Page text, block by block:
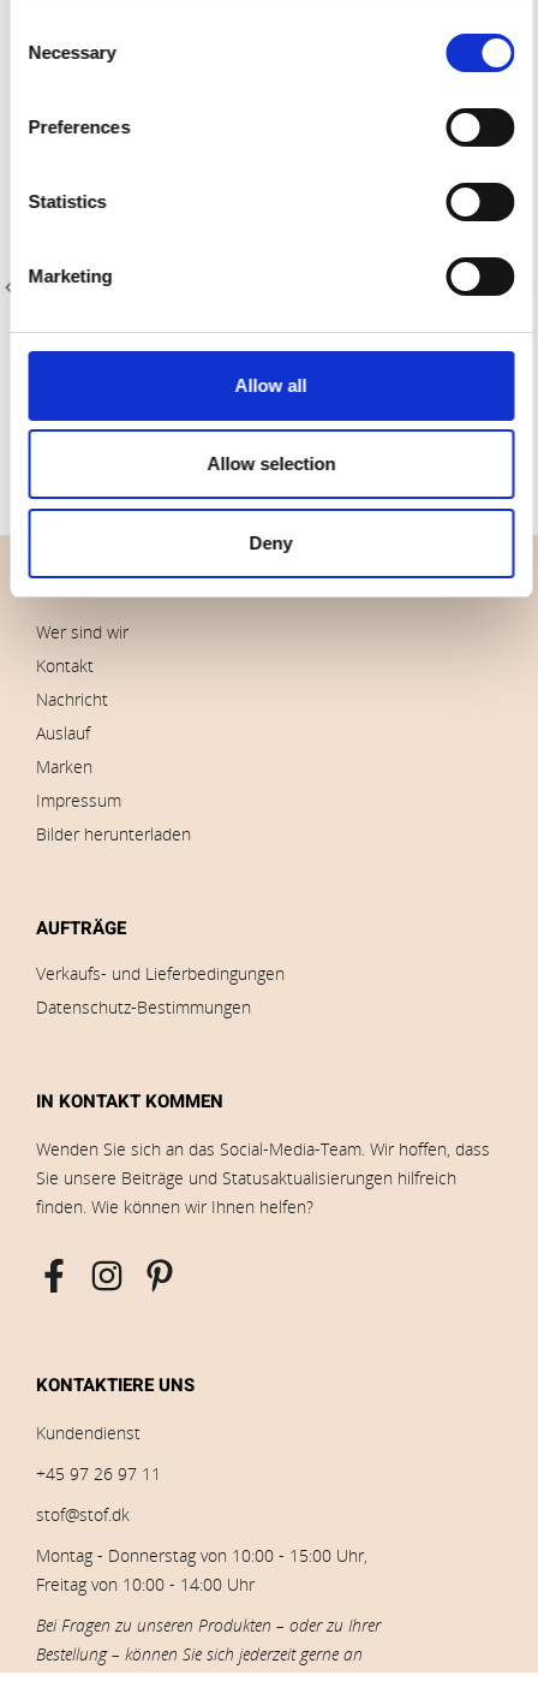
Selection
Necessary
Preferences
Statistics
Marketing
Allow all
Allow selection
Deny
Artikelnummer.: 8204-055
Designer Essentials Solids
Artikelnummer.: 8204-066
Designer Essentials Solids
ÜBERBLICK
Wer sind wir
Kontakt
Nachricht
Auslauf
Marken
Impressum
Bilder herunterladen
AUFTRÄGE
Verkaufs- und Lieferbedingungen
Datenschutz-Bestimmungen
IN KONTAKT KOMMEN
Wenden Sie sich an das Social-Media-Team. Wir hoffen, dass
Sie unsere Beiträge und Statusaktualisierungen hilfreich
finden. Wie können wir Ihnen helfen?
KONTAKTIERE UNS
Kundendienst
+45 97 26 97 11
stof@stof.dk
Montag - Donnerstag von 10:00 - 15:00 Uhr,
Freitag von 10:00 - 14:00 Uhr
Bei Fragen zu unseren Produkten – oder zu Ihrer
Bestellung – können Sie sich jederzeit gerne an